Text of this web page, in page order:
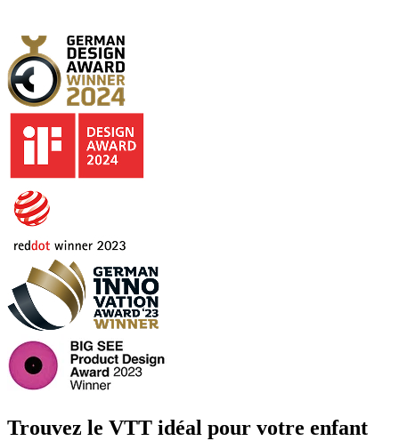
Trouvez le VTT idéal pour votre enfant